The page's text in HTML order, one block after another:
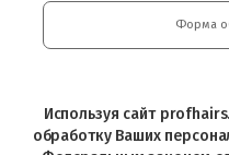
Play
Форма
Используя сайт
обработку Ваших